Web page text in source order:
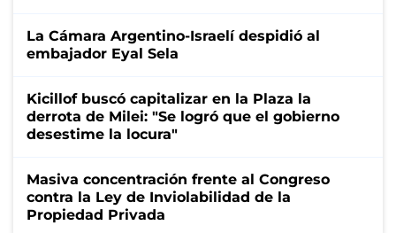
La Cámara Argentino-Israelí despidió al
embajador Eyal Sela
Kicillof buscó capitalizar en la Plaza la
derrota de Milei: "Se logró que el gobierno
desestime la locura"
Masiva concentración frente al Congreso
contra la Ley de Inviolabilidad de la
Propiedad Privada